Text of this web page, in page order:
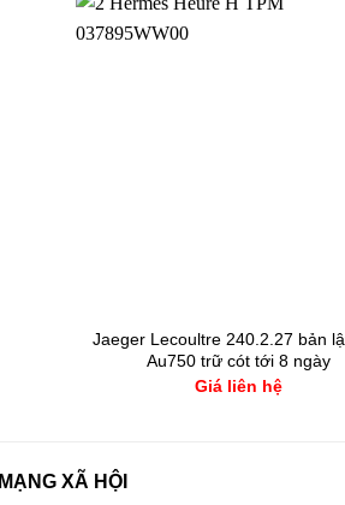
Jaeger Lecoultre 240.2.27 bản
Au750 trữ cót tới 8 ngày
Giá liên hệ
MẠNG XÃ HỘI